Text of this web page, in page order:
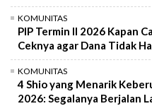
KOMUNITAS
PIP Termin II 2026 Kapan
Ceknya agar Dana Tidak
KOMUNITAS
4 Shio yang Menarik
2026: Segalanya Berjalan